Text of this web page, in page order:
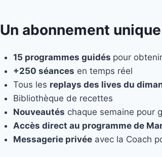
Un abonnement
15 programmes guidés pour
+250 séances en temps réel
Tous les replays des lives du
Bibliothèque de recettes
Nouveautés chaque semaine pour
Accès direct au programme de
Messagerie privéeavec la Coach